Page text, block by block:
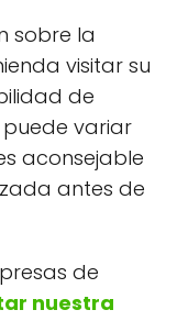
sobre la
visitar su
de
puede variar
aconsejable
antes de
de
nuestra